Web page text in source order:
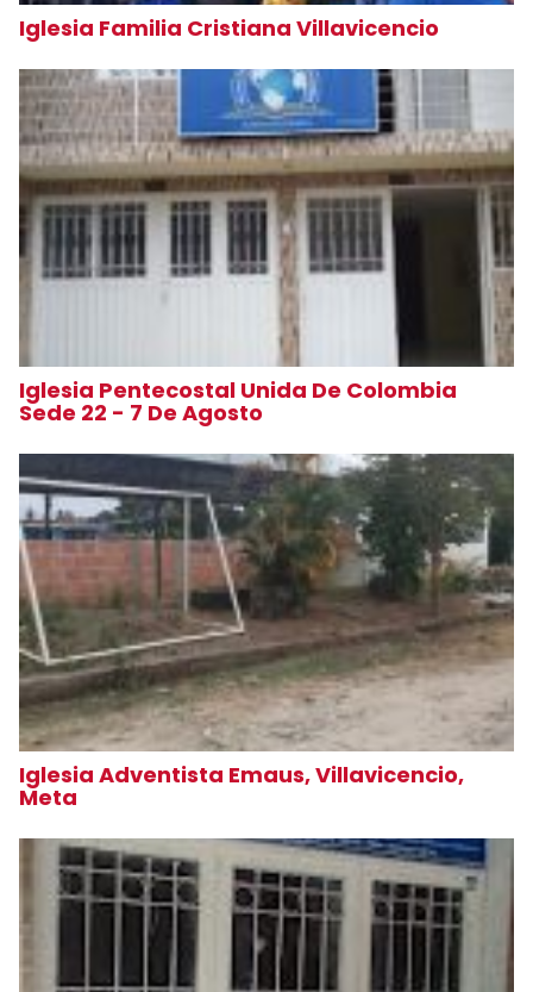
Iglesia Familia Cristiana Villavicencio
Iglesia Pentecostal Unida De Colombia
Sede 22 - 7 De Agosto
Iglesia Adventista Emaus, Villavicencio,
Meta